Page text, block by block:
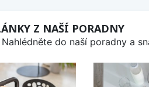
Z NAŠÍ PORADNY
do naší poradny a